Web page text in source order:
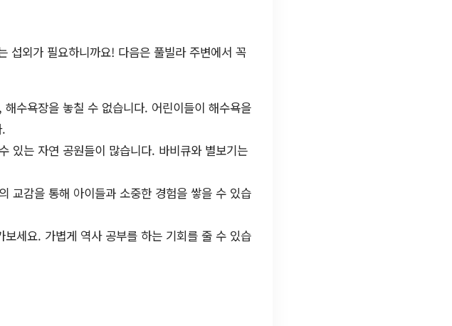
섭외가 필요하니까요! 다음은 풀빌라 주변에서 꼭
수욕장을 놓칠 수 없습니다. 어린이들이 해수욕을
있는 자연 공원들이 많습니다. 바비큐와 별보기는
교감을 통해 아이들과 소중한 경험을 쌓을 수 있습
세요. 가볍게 역사 공부를 하는 기회를 줄 수 있습